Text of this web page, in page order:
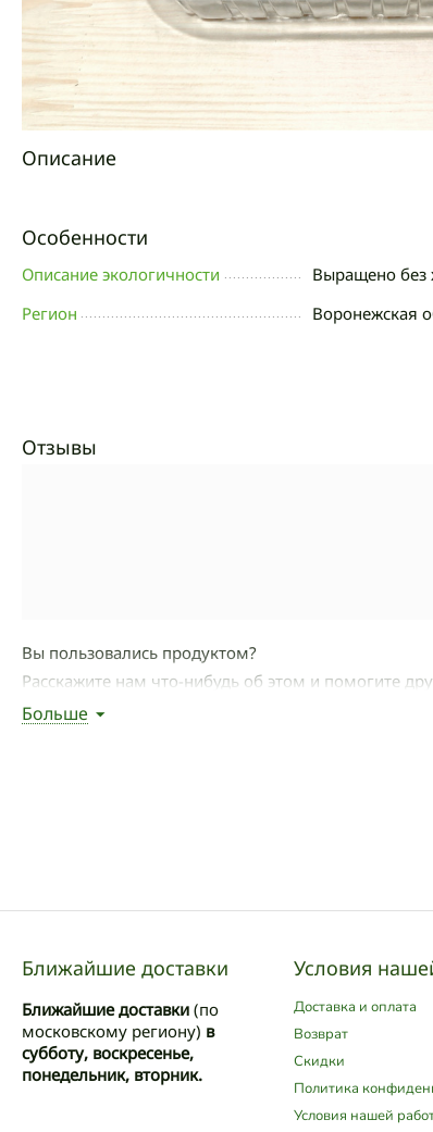
Описание
Особенности
Описание экологичности
Выращено без
Регион
Воронежская
Отзывы
Вы пользовались продуктом?
Расскажите нам что-нибудь об этом и помогите
Написать отзыв
Больше
Ближайшие доставки
Ближайшие доставки (по
московскому региону) в
субботу, воскресенье,
понедельник, вторник.
Условия
Доставка и оплата
Возврат
Скидки
Политика
Условия нашей